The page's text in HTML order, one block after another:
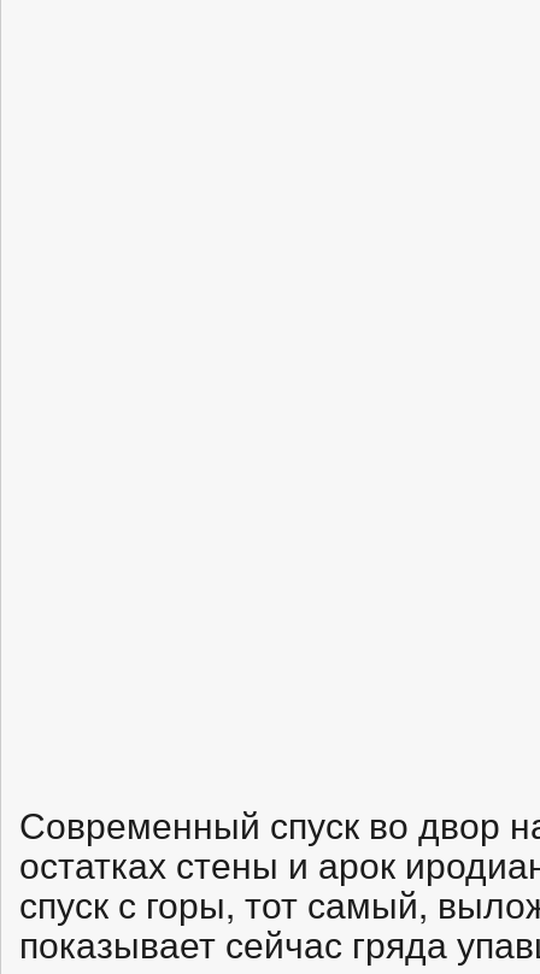
Современный спуск во двор
остатках стены и арок
спуск с горы, тот самый,
показывает сейчас гряда